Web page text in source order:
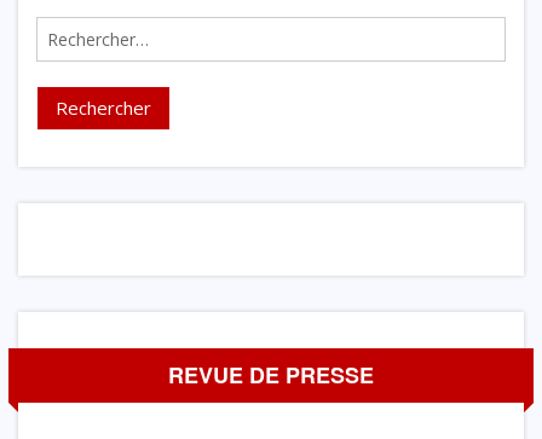
Rechercher :
REVUE DE PRESSE